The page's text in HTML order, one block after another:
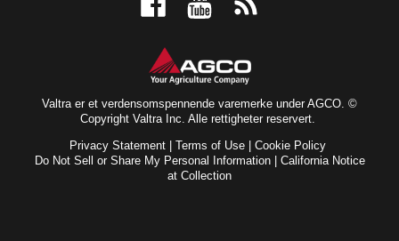
TEKNOLOGI
SERVICE OG VEDLIKEHOLD
VALTRA SHOP
ABONNÉR PÅ NYHETSBREV
BESTILL PRØVEKJØRING
Valtra er et verdensomspennende varemerke under AGCO. ©
Copyright Valtra Inc. Alle rettigheter reservert.
Privacy Statement
Terms of Use
Cookie Policy
Do Not Sell or Share My Personal Information| California Notice
at Collection